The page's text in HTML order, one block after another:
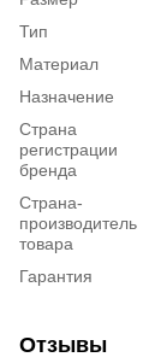
Тип
Материал
Назначение
Страна
регистрации
бренда
Страна-
производитель
товара
Гарантия
Отзывы